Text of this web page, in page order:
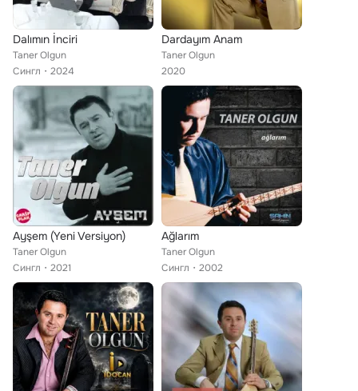
Dalımın İnciri
Taner Olgun
Сингл
2024
Dardayım Anam
Taner Olgun
2020
Ayşem (Yeni Versiyon)
Taner Olgun
Сингл
2021
Ağlarım
Taner Olgun
Сингл
2002